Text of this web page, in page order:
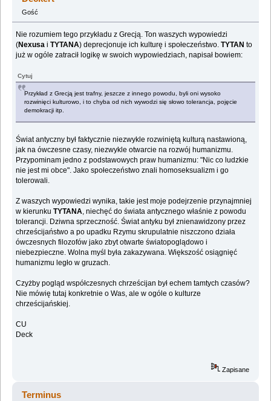
Gość
Nie rozumiem tego przykładu z Grecją. Ton waszych wypowiedzi
(Nexusa iTYTANA) deprecjonuje ich kulturę i społeczeństwo.TYTAN to
już w ogóle zatracił logikę w swoich wypowiedziach, napisał bowiem:
Cytuj
Przykład z Grecją jest trafny, jeszcze z innego powodu, byli oni wysoko
rozwinięci kulturowo, i to chyba od nich wywodzi się słowo tolerancja, pojęcie
demokracji itp.
Świat antyczny był faktycznie niezwykle rozwiniętą kulturą nastawioną,
jak na ówczesne czasy, niezwykle otwarcie na rozwój humanizmu.
Przypominam jedno z podstawowych praw humanizmu: "Nic co ludzkie
nie jest mi obce". Jako społeczeństwo znali homoseksualizm i go
tolerowali.
Z waszych wypowiedzi wynika, takie jest moje podejrzenie przynajmniej
w kierunkuTYTANA, niechęć do świata antycznego właśnie z powodu
tolerancji. Dziwna sprzeczność. Świat antyku był znienawidzony przez
chrześcijaństwo a po upadku Rzymu skrupulatnie niszczono działa
ówczesnych filozofów jako zbyt otwarte światopoglądowo i
niebezpieczne. Wolna myśl była zakazywana. Większość osiągnięć
humanizmu legło w gruzach.
Czyżby pogląd współczesnych chrześcijan był echem tamtych czasów?
Nie mówię tutaj konkretnie o Was, ale w ogóle o kulturze
chrześcijańskiej.
CU
Deck
Zapisane
Terminus